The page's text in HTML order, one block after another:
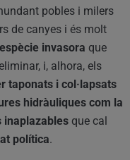
pobles i milers
de canyes i és molt
invasora que
i, alhora, els
taponats i col·lapsats
hidràuliques com la
inaplazables que cal
política.